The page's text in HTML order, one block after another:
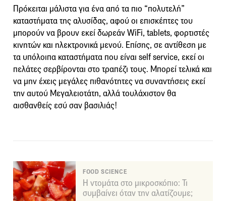
Πρόκειται μάλιστα για ένα από τα πιο “πολυτελή”
καταστήματα της αλυσίδας, αφού οι επισκέπτες του
μπορούν να βρουν εκεί δωρεάν WiFi, tablets, φορτιστές
κινητών και ηλεκτρονικά μενού. Επίσης, σε αντίθεση με
τα υπόλοιπα καταστήματα που είναι self service, εκεί οι
πελάτες σερβίρονται στο τραπέζι τους. Μπορεί τελικά και
να μην έχεις μεγάλες πιθανότητες να συναντήσεις εκεί
την αυτού Μεγαλειοτάτη, αλλά τουλάχιστον θα
αισθανθείς εσύ σαν βασιλιάς!
FOOD SCIENCE
Η ντομάτα στο μικροσκόπιο: Τι
συμβαίνει όταν την αλατίζουμε;